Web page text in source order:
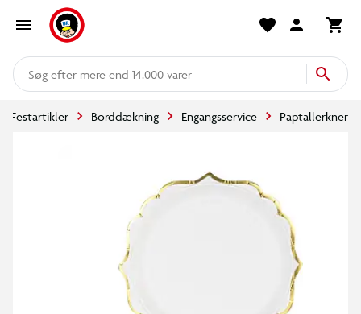
mere end 14.000 varer
Festartikler Borddækning Engangsservice Paptallerkner